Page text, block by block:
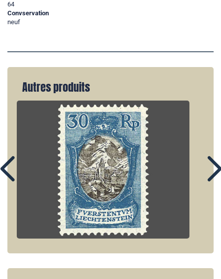
64
Convservation
neuf
Autres produits